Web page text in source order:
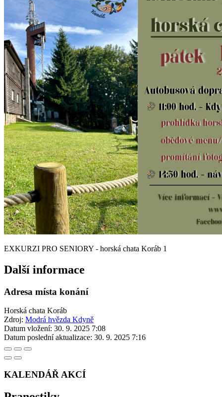
EXKURZI PRO SENIORY - horská chata Koráb 1
Další informace
Adresa místa konání
Horská chata Koráb
Zdroj: Modrá hvězda Kdyně
Datum vložení: 30. 9. 2025 7:08
Datum poslední aktualizace: 30. 9. 2025 7:16
KALENDÁŘ AKCÍ